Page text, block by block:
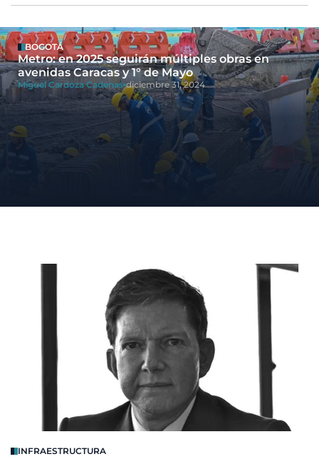
BOGOTÁ
Metro: en 2025 seguirán múltiples obras en
avenidas Caracas y 1° de Mayo
Miguel Cardoza Cadenas diciembre 31, 2024
INFRAESTRUCTURA